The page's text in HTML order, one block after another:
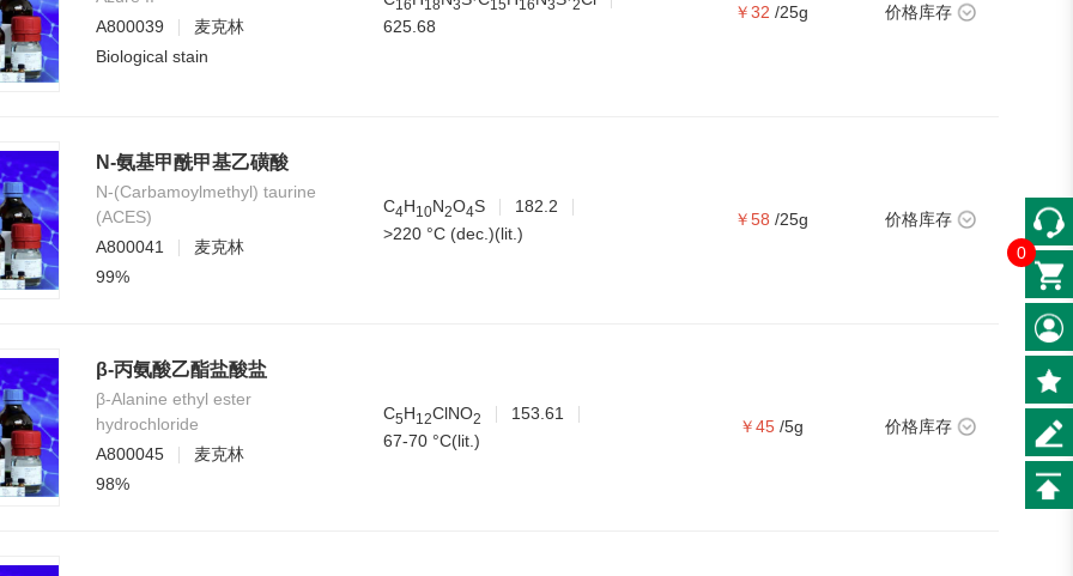
A800039
麦克林
Biological stain
1 6 1 8 3 1 5 1 6 3 2
625.68
￥32 /25g 价格库存
N-氨基甲酰甲基乙磺酸
N-(Carbamoylmethyl) taurine
(ACES)
A800041
麦克林
99%
C4H1 0N2O4S
182.2
>220 °C (dec.)(lit.)
￥58 /25g 价格库存
β-丙氨酸乙酯盐酸盐
β-Alanine ethyl ester
hydrochloride
A800045
麦克林
98%
C5H1 2ClNO2
153.61
67-70 °C(lit.)
￥45 /5g 价格库存
0